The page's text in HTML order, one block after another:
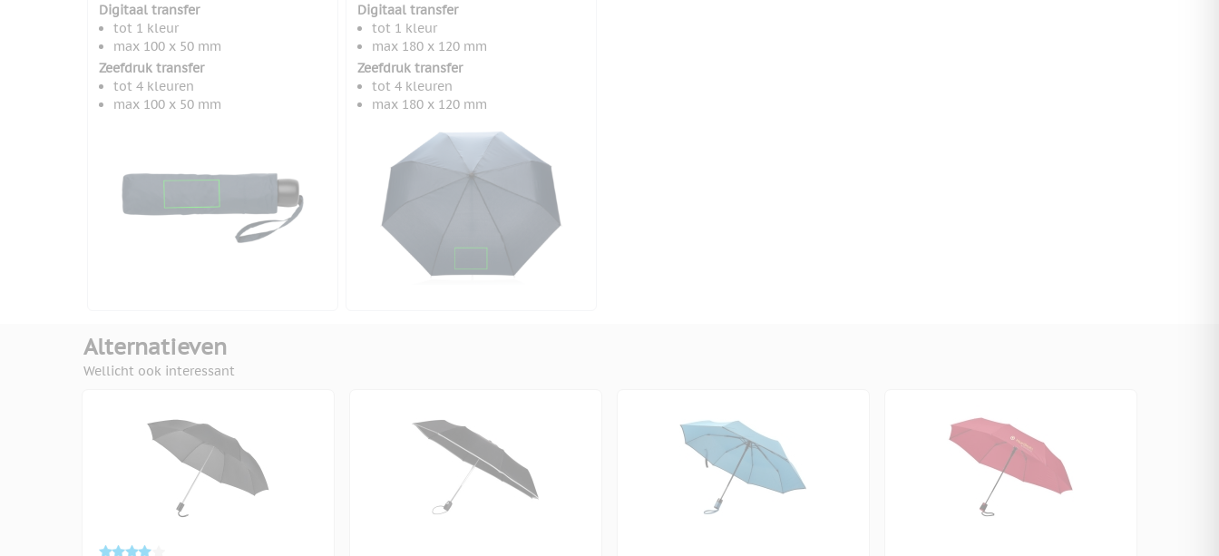
Digitaal transfer
tot 1 kleur
max 100 x 50 mm
Zeefdruk transfer
tot 4 kleuren
max 100 x 50 mm
Digitaal transfer
tot 1 kleur
max 180 x 120 mm
Zeefdruk transfer
tot 4 kleuren
max 180 x 120 mm
Alternatieven
Wellicht ook interessant